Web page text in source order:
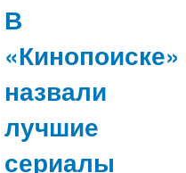
В
«Кинопоиске»
назвали
лучшие
сериалы